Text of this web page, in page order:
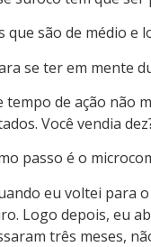
que são de médio
se ter em mente
tempo de ação não
Você vendia
passo é o
eu voltei para
Logo depois, eu
três meses,